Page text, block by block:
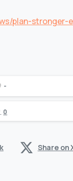
plan-
-
0
Share on